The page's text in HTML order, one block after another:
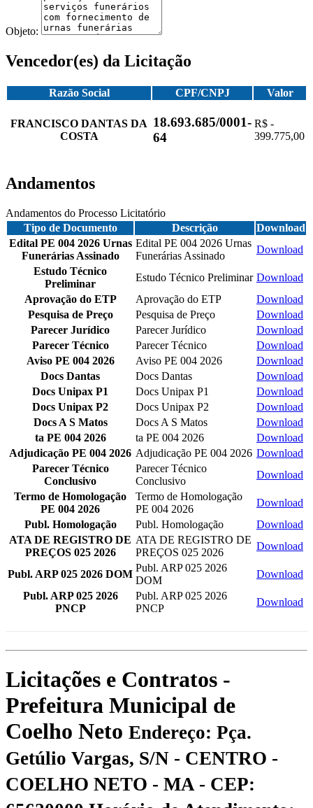
Objeto:
Vencedor(es) da Licitação
Razão Social CPF/CNPJ Valor
FRANCISCO DANTAS DA
COSTA
18.693.685/0001-
64
R$ -
399.775,00
Andamentos
Andamentos do Processo Licitatório
Tipo de Documento
Descrição
Download
Edital PE 004 2026 Urnas
Funerárias Assinado
Edital PE 004 2026 Urnas
Funerárias Assinado
Download
Estudo Técnico
Preliminar
Estudo Técnico Preliminar Download
Aprovação do ETP
Aprovação do ETP
Download
Pesquisa de Preço
Pesquisa de Preço
Download
Parecer Jurídico
Parecer Jurídico
Download
Parecer Técnico
Parecer Técnico
Download
Aviso PE 004 2026
Aviso PE 004 2026
Download
Docs Dantas
Docs Dantas
Download
Docs Unipax P1
Docs Unipax P1
Download
Docs Unipax P2
Docs Unipax P2
Download
Docs A S Matos
Docs A S Matos
Download
ta PE 004 2026
ta PE 004 2026
Download
Adjudicação PE 004 2026 Adjudicação PE 004 2026 Download
Parecer Técnico
Conclusivo
Parecer Técnico
Conclusivo
Download
Termo de Homologação
PE 004 2026
Termo de Homologação
PE 004 2026
Download
Publ. Homologação
Publ. Homologação
Download
ATA DE REGISTRO DE
PREÇOS 025 2026
ATA DE REGISTRO DE
PREÇOS 025 2026
Download
Publ. ARP 025 2026 DOM
Publ. ARP 025 2026
DOM
Download
Publ. ARP 025 2026
PNCP
Publ. ARP 025 2026
PNCP
Download
Licitações e Contratos -
Prefeitura Municipal de
Coelho Neto Endereço: Pça.
Getúlio Vargas, S/N - CENTRO -
COELHO NETO - MA - CEP: